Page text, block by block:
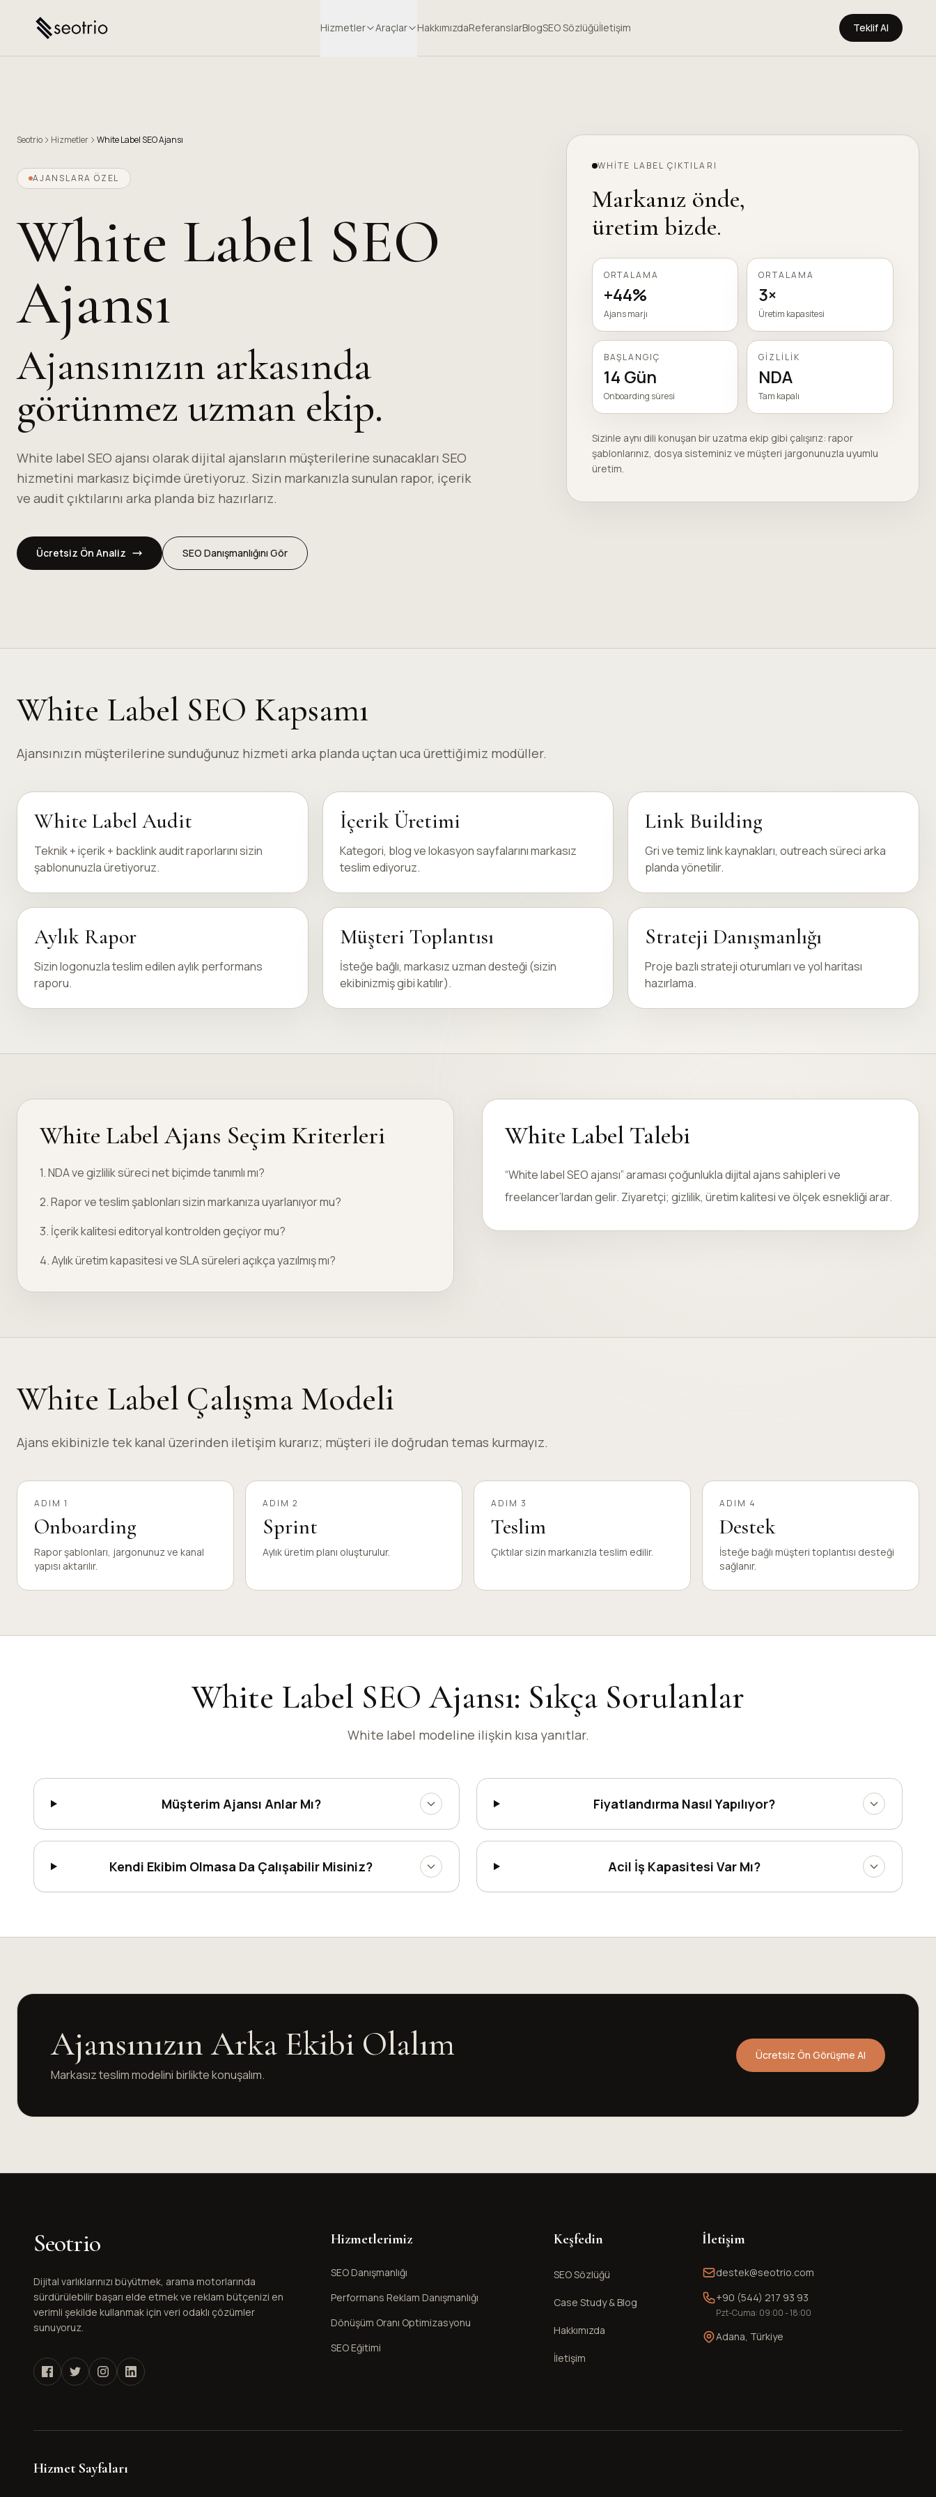
Hizmetler Araçlar HakkımızdaReferanslarBlogSEO Sözlüğüİletişim Teklif Al
Seotrio Hizmetler White Label SEO Ajansı
AJANSLARA ÖZEL
White Label SEO
Ajansı
Ajansınızın arkasında
görünmez uzman ekip.
White label SEO ajansı olarak dijital ajansların müşterilerine sunacakları SEO
hizmetini markasız biçimde üretiyoruz. Sizin markanızla sunulan rapor, içerik
ve audit çıktılarını arka planda biz hazırlarız.
Ücretsiz Ön Analiz SEO Danışmanlığını Gör
WHITE LABEL ÇIKTILARI
Markanız önde,
üretim bizde.
ORTALAMA
+44%
Ajans marjı
ORTALAMA
3×
Üretim kapasitesi
BAŞLANGIÇ
14 Gün
Onboarding süresi
GIZLILIK
NDA
Tam kapalı
Sizinle aynı dili konuşan bir uzatma ekip gibi çalışırız: rapor
şablonlarınız, dosya sisteminiz ve müşteri jargonunuzla uyumlu
üretim.
White Label SEO Kapsamı
Ajansınızın müşterilerine sunduğunuz hizmeti arka planda uçtan uca ürettiğimiz modüller.
White Label Audit
Teknik + içerik + backlink audit raporlarını sizin
şablonunuzla üretiyoruz.
İçerik Üretimi
Kategori, blog ve lokasyon sayfalarını markasız
teslim ediyoruz.
Link Building
Gri ve temiz link kaynakları, outreach süreci arka
planda yönetilir.
Aylık Rapor
Sizin logonuzla teslim edilen aylık performans
raporu.
Müşteri Toplantısı
İsteğe bağlı, markasız uzman desteği (sizin
ekibinizmiş gibi katılır).
Strateji Danışmanlığı
Proje bazlı strateji oturumları ve yol haritası
hazırlama.
White Label Ajans Seçim Kriterleri
1. NDA ve gizlilik süreci net biçimde tanımlı mı?
2. Rapor ve teslim şablonları sizin markanıza uyarlanıyor mu?
3. İçerik kalitesi editoryal kontrolden geçiyor mu?
4. Aylık üretim kapasitesi ve SLA süreleri açıkça yazılmış mı?
White Label Talebi
“White label SEO ajansı” araması çoğunlukla dijital ajans sahipleri ve
freelancer’lardan gelir. Ziyaretçi; gizlilik, üretim kalitesi ve ölçek esnekliği arar.
White Label Çalışma Modeli
Ajans ekibinizle tek kanal üzerinden iletişim kurarız; müşteri ile doğrudan temas kurmayız.
ADIM 1
Onboarding
Rapor şablonları, jargonunuz ve kanal
yapısı aktarılır.
ADIM 2
Sprint
Aylık üretim planı oluşturulur.
ADIM 3
Teslim
Çıktılar sizin markanızla teslim edilir.
ADIM 4
Destek
İsteğe bağlı müşteri toplantısı desteği
sağlanır.
White Label SEO Ajansı: Sıkça Sorulanlar
White label modeline ilişkin kısa yanıtlar.
Müşterim Ajansı Anlar Mı?
Kendi Ekibim Olmasa Da Çalışabilir Misiniz?
Fiyatlandırma Nasıl Yapılıyor?
Acil İş Kapasitesi Var Mı?
Ajansınızın Arka Ekibi Olalım
Markasız teslim modelini birlikte konuşalım.
Ücretsiz Ön Görüşme Al
Seotrio
Dijital varlıklarınızı büyütmek, arama motorlarında
sürdürülebilir başarı elde etmek ve reklam bütçenizi en
verimli şekilde kullanmak için veri odaklı çözümler
sunuyoruz.
Hizmetlerimiz
SEO Danışmanlığı
Performans Reklam Danışmanlığı
Dönüşüm Oranı Optimizasyonu
SEO Eğitimi
Keşfedin
SEO Sözlüğü
Case Study & Blog
Hakkımızda
İletişim
İletişim
destek@seotrio.com
+90 (544) 217 93 93
Pzt-Cuma: 09:00 - 18:00
Adana, Türkiye
Hizmet Sayfaları